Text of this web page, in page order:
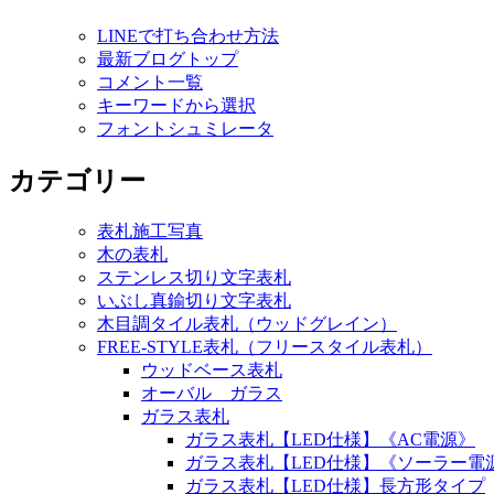
LINEで打ち合わせ方法
最新ブログトップ
コメント一覧
キーワードから選択
フォントシュミレータ
カテゴリー
表札施工写真
木の表札
ステンレス切り文字表札
いぶし真鍮切り文字表札
木目調タイル表札（ウッドグレイン）
FREE-STYLE表札（フリースタイル表札）
ウッドベース表札
オーバル ガラス
ガラス表札
ガラス表札【LED仕様】《AC電源》
ガラス表札【LED仕様】《ソーラー電
ガラス表札【LED仕様】長方形タイプ